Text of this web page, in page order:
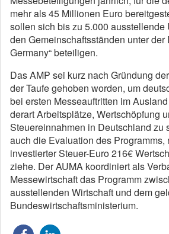
mehr als 45 Millionen Euro
sollen sich bis zu 5.000 ausstellende
den Gemeinschaftsständen unter der
Germany“ beteiligen.
Das AMP sei kurz nach Gründung
der Taufe gehoben worden, um
bei ersten Messeauftritten im
derart Arbeitsplätze, Wertschöpfung
Steuereinnahmen in Deutschland zu
auch die Evaluation des Programms,
investierter Steuer-Euro 216€
ziehe. Der AUMA koordiniert als
Messewirtschaft das Programm
ausstellenden Wirtschaft und dem
Bundeswirtschaftsministerium.